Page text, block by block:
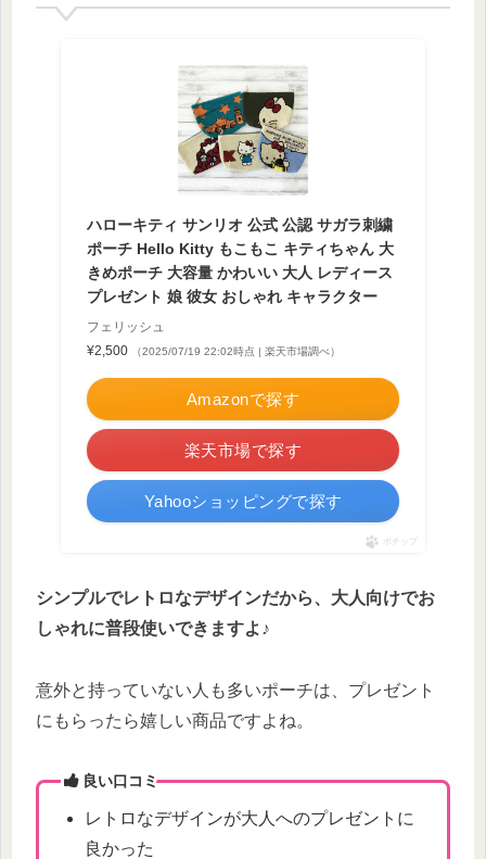
ハローキティ サンリオ 公式 公認 サガラ刺繍
ポーチ Hello Kitty もこもこ キティちゃん 大
きめポーチ 大容量 かわいい 大人 レディース
プレゼント 娘 彼女 おしゃれ キャラクター
フェリッシュ
¥2,500
（2025/07/19 22:02時点 | 楽天市場調べ）
Amazonで探す
楽天市場で探す
Yahooショッピングで探す
ポチップ
シンプルでレトロなデザインだから、大人向けでお
しゃれに普段使いできますよ♪
意外と持っていない人も多いポーチは、プレゼント
にもらったら嬉しい商品ですよね。
良い口コミ
レトロなデザインが大人へのプレゼントに
良かった